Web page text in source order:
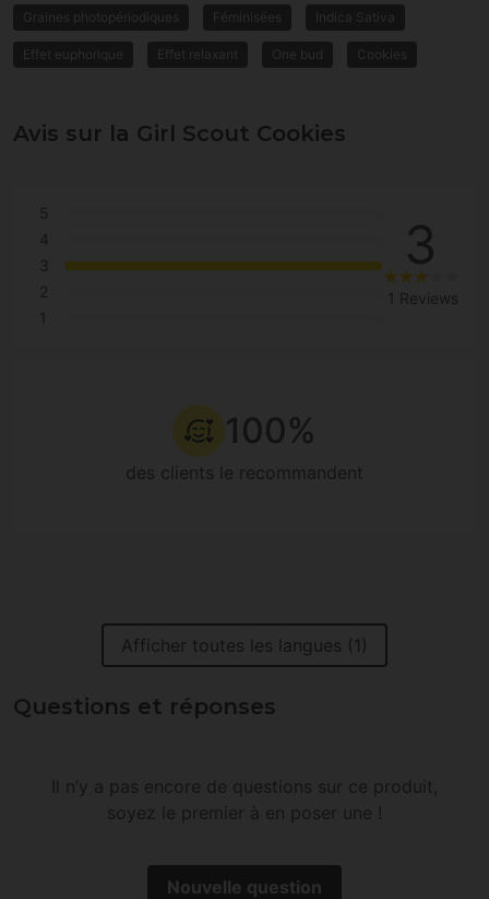
Graines photopériodiques Féminisées Indica Sativa
Effet euphorique Effet relaxant One bud Cookies
Avis sur la Girl Scout Cookies
5
4
3
2
1
3
1 Reviews
100%
des clients le recommandent
Afficher toutes les langues (1)
Questions et réponses
Il n’y a pas encore de questions sur ce produit,
soyez le premier à en poser une !
Nouvelle question